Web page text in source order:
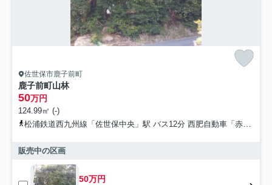
佐世保市鹿子前町
鹿子前町山林
50万円
124.99㎡ (-)
松浦鉄道西九州線「佐世保中央」駅 バス12分 西肥自動車「赤崎小学校下」 停歩4分
販売中の区画
50万円